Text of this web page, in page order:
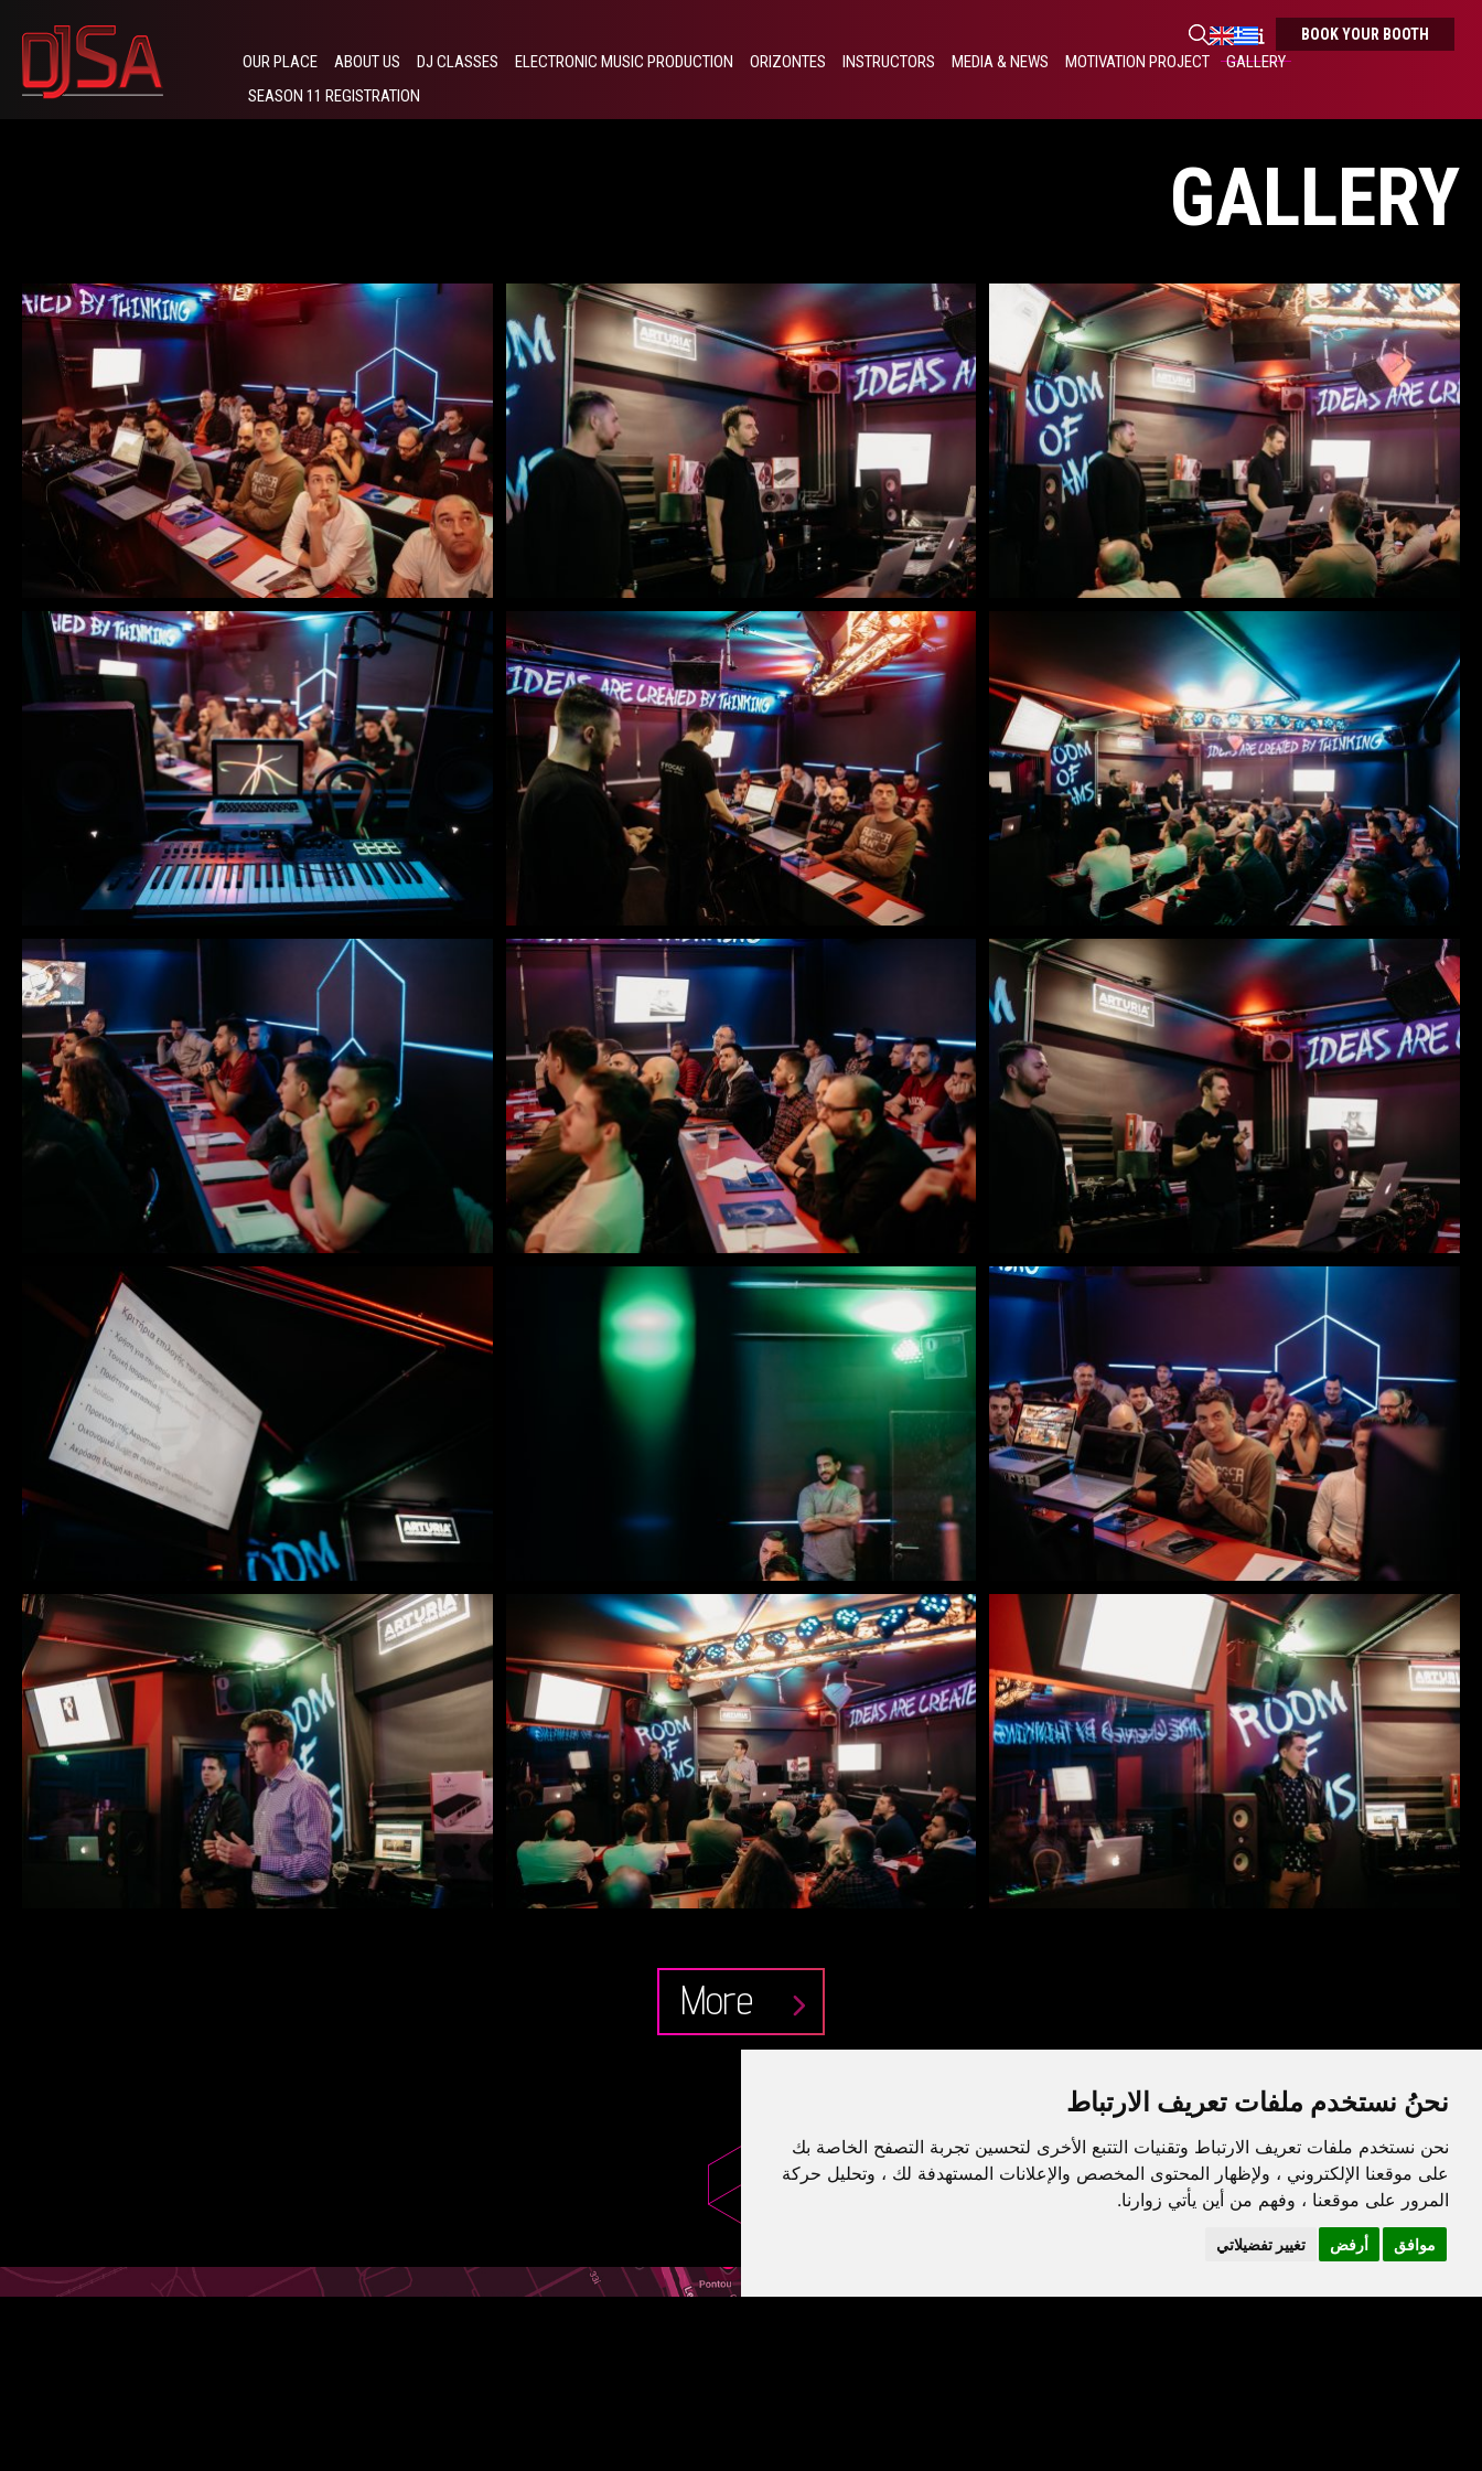
نحنُ نستخدم ملفات تعريف الارتباط
نحن نستخدم ملفات تعريف الارتباط وتقنيات التتبع الأخرى لتحسين تجربة التصفح الخاصة بك
على موقعنا الإلكتروني ، ولإظهار المحتوى المخصص والإعلانات المستهدفة لك ، وتحليل حركة
المرور على موقعنا ، وفهم من أين يأتي زوارنا.
موافق أرفض تغيير تفضيلاتي
BOOK YOUR BOOTH
OUR PLACE ABOUT US DJ CLASSES ELECTRONIC MUSIC PRODUCTION ORIZONTES INSTRUCTORS MEDIA & NEWS MOTIVATION PROJECT
GALLERY
SEASON 11 REGISTRATION
GALLERY
More